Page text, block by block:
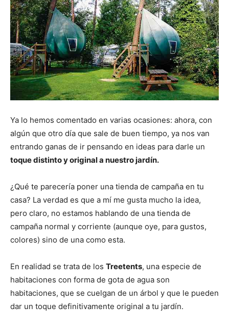
Ya lo hemos comentado en varias ocasiones: ahora, con
algún que otro día que sale de buen tiempo, ya nos van
entrando ganas de ir pensando en ideas para darle un
toque distinto y original a nuestro jardín.
¿Qué te parecería poner una tienda de campaña en tu
casa? La verdad es que a mí me gusta mucho la idea,
pero claro, no estamos hablando de una tienda de
campaña normal y corriente (aunque oye, para gustos,
colores) sino de una como esta.
En realidad se trata de los Treetents, una especie de
habitaciones con forma de gota de agua son
habitaciones, que se cuelgan de un árbol y que le pueden
dar un toque definitivamente original a tu jardín.